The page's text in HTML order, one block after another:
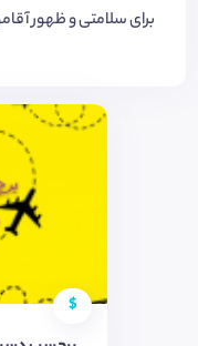
برای سلامتی و ظهور
$